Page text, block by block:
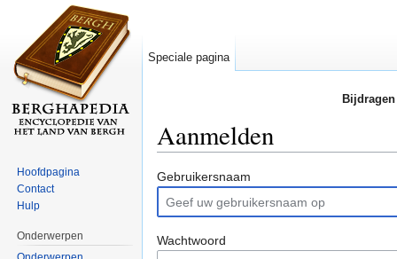
Aanmelden
Gebruikersnaam
Wachtwoord
Speciale pagina
Hoofdpagina
Contact
Hulp
Onderwerpen